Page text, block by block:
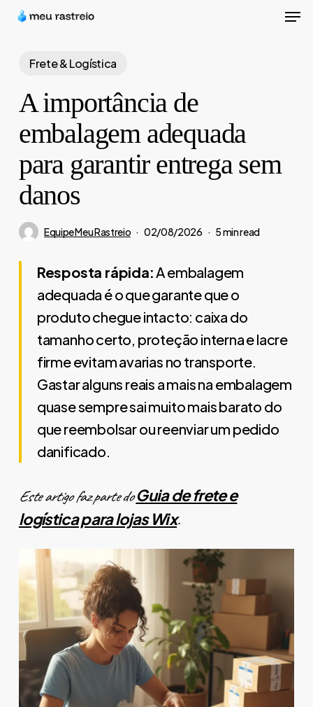
Skip
content
Frete & Logística
A importância de
embalagem adequada
para garantir entrega sem
danos
Equipe Meu Rastreio 02/08/2026 5 min read
Resposta rápida: A embalagem
adequada é o que garante que o
produto chegue intacto: caixa do
tamanho certo, proteção interna e lacre
firme evitam avarias no transporte.
Gastar alguns reais a mais na embalagem
quase sempre sai muito mais barato do
que reembolsar ou reenviar um pedido
danificado.
Este artigo faz parte doGuia de frete e
logística para lojas Wix.